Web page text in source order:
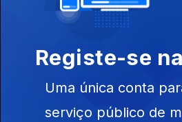
Registe-se
Uma única conta
serviço público de